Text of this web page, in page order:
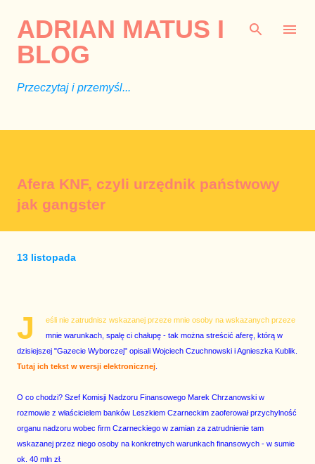
ADRIAN MATUS I
BLOG
Przeczytaj i przemyśl...
Afera KNF, czyli urzędnik państwowy
jak gangster
13 listopada
J
eśli nie zatrudnisz wskazanej przeze mnie osoby na wskazanych przeze
mnie warunkach, spalę ci chałupę - tak można streścić aferę, którą w
dzisiejszej "Gazecie Wyborczej" opisali Wojciech Czuchnowski i Agnieszka Kublik.
Tutaj ich tekst w wersji elektronicznej
O co chodzi? Szef Komisji Nadzoru Finansowego Marek Chrzanowski w
rozmowie z właścicielem banków Leszkiem Czarneckim zaoferował przychylność
organu nadzoru wobec firm Czarneckiego w zamian za zatrudnienie tam
wskazanej przez niego osoby na konkretnych warunkach finansowych - w sumie
ok. 40 mln zł.